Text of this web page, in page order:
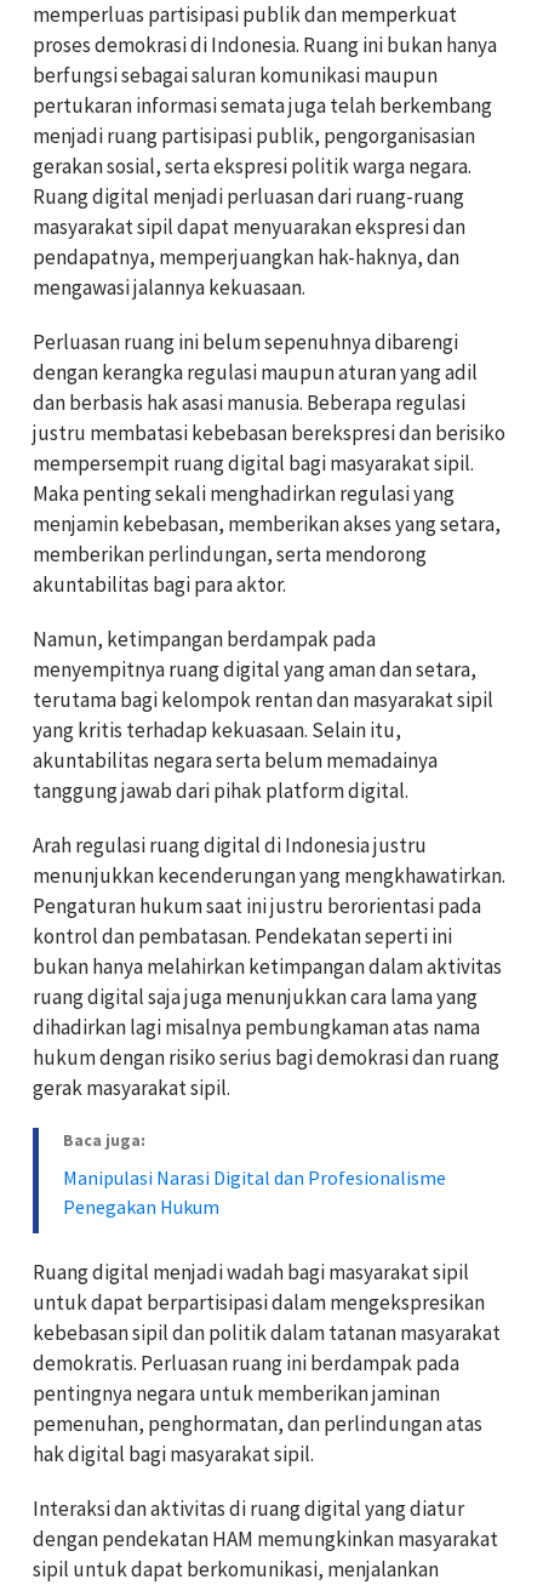
memperluas partisipasi publik dan memperkuat
proses demokrasi di Indonesia. Ruang ini bukan hanya
berfungsi sebagai saluran komunikasi maupun
pertukaran informasi semata juga telah berkembang
menjadi ruang partisipasi publik, pengorganisasian
gerakan sosial, serta ekspresi politik warga negara.
Ruang digital menjadi perluasan dari ruang-ruang
masyarakat sipil dapat menyuarakan ekspresi dan
pendapatnya, memperjuangkan hak-haknya, dan
mengawasi jalannya kekuasaan.
Perluasan ruang ini belum sepenuhnya dibarengi
dengan kerangka regulasi maupun aturan yang adil
dan berbasis hak asasi manusia. Beberapa regulasi
justru membatasi kebebasan berekspresi dan berisiko
mempersempit ruang digital bagi masyarakat sipil.
Maka penting sekali menghadirkan regulasi yang
menjamin kebebasan, memberikan akses yang setara,
memberikan perlindungan, serta mendorong
akuntabilitas bagi para aktor.
Namun, ketimpangan berdampak pada
menyempitnya ruang digital yang aman dan setara,
terutama bagi kelompok rentan dan masyarakat sipil
yang kritis terhadap kekuasaan. Selain itu,
akuntabilitas negara serta belum memadainya
tanggung jawab dari pihak platform digital.
Arah regulasi ruang digital di Indonesia justru
menunjukkan kecenderungan yang mengkhawatirkan.
Pengaturan hukum saat ini justru berorientasi pada
kontrol dan pembatasan. Pendekatan seperti ini
bukan hanya melahirkan ketimpangan dalam aktivitas
ruang digital saja juga menunjukkan cara lama yang
dihadirkan lagi misalnya pembungkaman atas nama
hukum dengan risiko serius bagi demokrasi dan ruang
gerak masyarakat sipil.
Baca juga:
Manipulasi Narasi Digital dan Profesionalisme
Penegakan Hukum
Ruang digital menjadi wadah bagi masyarakat sipil
untuk dapat berpartisipasi dalam mengekspresikan
kebebasan sipil dan politik dalam tatanan masyarakat
demokratis. Perluasan ruang ini berdampak pada
pentingnya negara untuk memberikan jaminan
pemenuhan, penghormatan, dan perlindungan atas
hak digital bagi masyarakat sipil.
Interaksi dan aktivitas di ruang digital yang diatur
dengan pendekatan HAM memungkinkan masyarakat
sipil untuk dapat berkomunikasi, menjalankan